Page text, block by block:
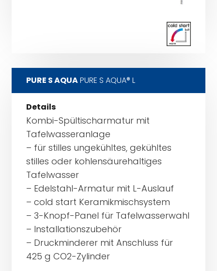
PURE S AQUAPURE S AQUA® L
Details
Kombi-Spültischarmatur mit
Tafelwasseranlage
– für stilles ungekühltes, gekühltes
stilles oder kohlensäurehaltiges
Tafelwasser
– Edelstahl-Armatur mit L-Auslauf
– cold start Keramikmischsystem
– 3-Knopf-Panel für Tafelwasserwahl
– Installationszubehör
– Druckminderer mit Anschluss für
425 g CO2-Zylinder